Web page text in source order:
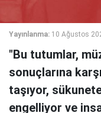
Yayınlanma: 10 Ağustos
"Bu tutumlar,
sonuçlarına
taşıyor,
engelliyor ve